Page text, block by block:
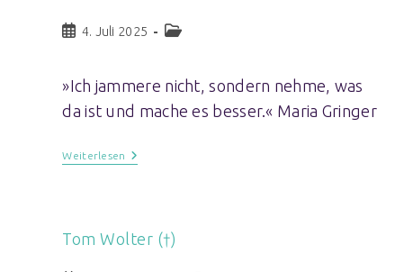
4. Juli 2025
»Ich jammere nicht, sondern nehme, was
da ist und mache es besser.« Maria Gringer
Weiterlesen
Tom Wolter (†)